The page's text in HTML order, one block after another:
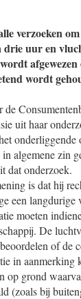
verzoeken
drie uur en
afgewezen
wordt
uit haar
algemene zin
dat onderzoek.
is dat hij
een langdurige
moeten
De
of de
in aanmerking
op grond
(zoals bij